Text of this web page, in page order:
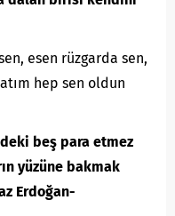
esen rüzgarda sen,
hep sen oldun
beş para etmez
yüzüne bakmak
Erdoğan-